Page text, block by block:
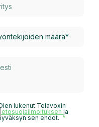
lukenut Telavoxin
tietosuojailmoituksenja
sen ehdot.